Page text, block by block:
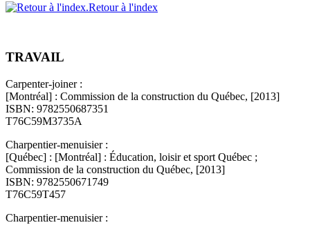
Retour à l'index
TRAVAIL
Carpenter-joiner :
[Montréal] : Commission de la construction du Québec, [2013]
ISBN: 9782550687351
T76C59M3735A
Charpentier-menuisier :
[Québec] : [Montréal] : Éducation, loisir et sport Québec ;
Commission de la construction du Québec, [2013]
ISBN: 9782550671749
T76C59T457
Charpentier-menuisier :